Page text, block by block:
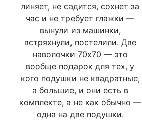
линяет, не садится, сохнет за
час и не требует глажки —
вынули из машинки,
встряхнули, постелили. Две
наволочки 70х70 — это
вообще подарок для тех, у
кого подушки не квадратные,
а большие, и они есть в
комплекте, а не как обычно —
одна на две подушки.